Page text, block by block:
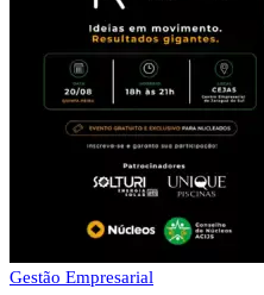
Gestão Empresarial